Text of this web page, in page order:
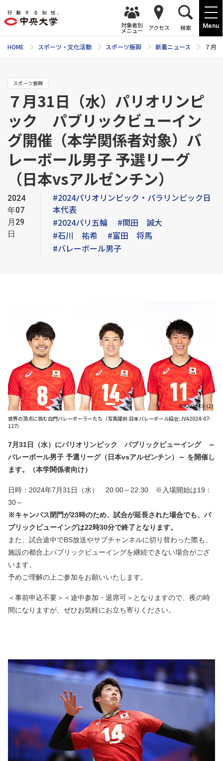
Menu
対象者別
メニュー アクセス 検索
HOME スポーツ・文化活動 スポーツ振興 新着ニュース ７月
スポーツ振興
７月31日（水）パリオリンピ
ック パブリックビューイン
グ開催（本学関係者対象）バ
レーボール男子 予選リーグ
（日本vsアルゼンチン）
2024
年07
月29
日
#2024パリオリンピック・パラリンピック日
本代表
#2024パリ五輪
#関田 誠大
#石川 祐希
#富田 将馬
#バレーボール男子
世界の頂点に挑む白門バレーボーラーたち（写真提供:日本バレーボール協会:JVA2024-07-
127）
7月31日（水）にパリオリンピック パブリックビューイング ～
バレーボール男子 予選リーグ（日本vsアルゼンチン）～ を開催し
ます。（本学関係者向け）
日時：2024年7月31日（水） 20:00～22:30 ※入場開始は19：
30～
※キャンパス閉門が23時のため、試合が延長された場合でも、パ
ブリックビューイングは22時30分で終了となります。
また、試合途中でBS放送やサブチャンネルに切り替わった際も、
施設の都合上パブリックビューイングを継続できない場合がござ
います。
予めご理解の上ご参加をお願いいたします。
＜事前申込不要＞＜途中参加・退席可＞となりますので、夜の時
間になりますが、ぜひお気軽にお立ち寄りください。